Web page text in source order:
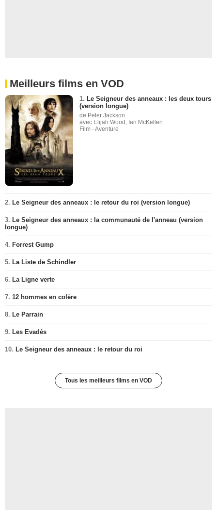
Meilleurs films en VOD
1. Le Seigneur des anneaux : les deux tours
(version longue)
de Peter Jackson
avec Elijah Wood, Ian McKellen
Film - Aventure
2. Le Seigneur des anneaux : le retour du roi (version longue)
3. Le Seigneur des anneaux : la communauté de l'anneau (version
longue)
4. Forrest Gump
5. La Liste de Schindler
6. La Ligne verte
7. 12 hommes en colère
8. Le Parrain
9. Les Evadés
10. Le Seigneur des anneaux : le retour du roi
Tous les meilleurs films en VOD